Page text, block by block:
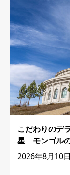
こだわりのデ
星 モンゴル
2026年8月10